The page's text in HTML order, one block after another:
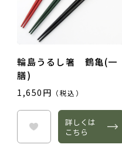
輪島うるし箸 鶴亀(一
膳)
1,650円 （税込）
詳しくは
こちら